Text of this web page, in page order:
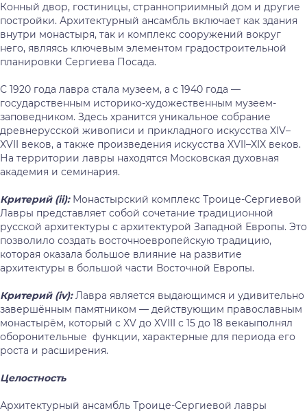
Конный двор, гостиницы, странноприимный дом и другие
постройки. Архитектурный ансамбль включает как здания
внутри монастыря, так и комплекс сооружений вокруг
него, являясь ключевым элементом градостроительной
планировки Сергиева Посада.
С 1920 года лавра стала музеем, а с 1940 года —
государственным историко-художественным музеем-
заповедником. Здесь хранится уникальное собрание
древнерусской живописи и прикладного искусства XIV–
XVII веков, а также произведения искусства XVII–XIX веков.
На территории лавры находятся Московская духовная
академия и семинария.
Критерий (ii):Монастырский комплекс Троице-Сергиевой
Лавры представляет собой сочетание традиционной
русской архитектуры с архитектурой Западной Европы. Это
позволило создать восточноевропейскую традицию,
которая оказала большое влияние на развитие
архитектуры в большой части Восточной Европы.
Критерий (iv):Лавра является выдающимся и удивительно
завершённым памятником — действующим православным
монастырём, который с XV до XVIII с 15 до 18 векаыполнял
оборонительные функции, характерные для периода его
роста и расширения.
Целостность
Архитектурный ансамбль Троице-Сергиевой лавры